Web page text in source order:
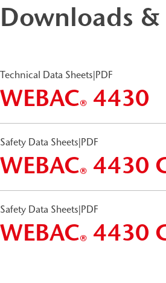
Downloads
Technical Data Sheets|PDF
WEBAC® 4430
Safety Data Sheets|PDF
WEBAC® 4430
Safety Data Sheets|PDF
WEBAC® 4430